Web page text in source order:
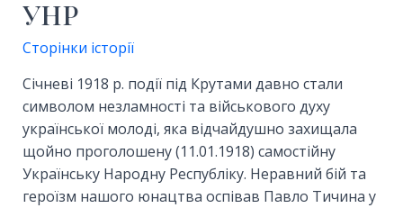
УНР
Сторінки історії
Січневі 1918 р. події під Крутами давно стали
символом незламності та військового духу
української молоді, яка відчайдушно захищала
щойно проголошену (11.01.1918) самостійну
Українську Народну Республіку. Неравний бій та
героїзм нашого юнацтва оспівав Павло Тичина у